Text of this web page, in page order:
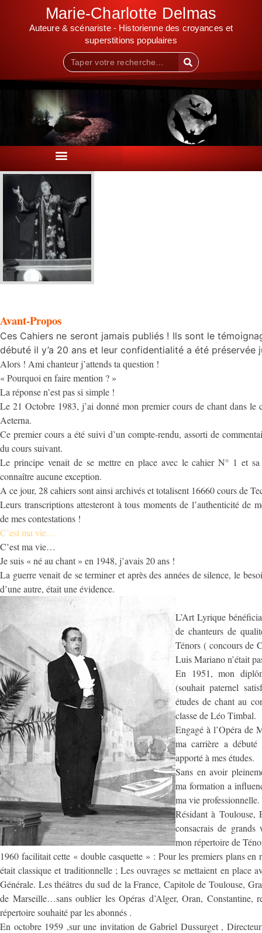
Marie-Charlotte Delmas
Auteure & scénariste - Historienne des croyances et
superstitions populaires
Avant-Propos
Ces Cahiers ne seront jamais publiés ! Ils sont le
débuté il y’a 20 ans et leur confidentialité a été préservée
Alors ! Ami chanteur j’attends ta question !
« Pourquoi en faire mention ? »
La réponse n’est pas si simple !
Le 21 Octobre 1983, j’ai donné mon premier cours de chant dans
Aeterna.
Ce premier cours a été suivi d’un compte-rendu, assorti de
du cours suivant.
Le principe venait de se mettre en place avec le cahier N° 1 et
connaître aucune exception.
A ce jour, 28 cahiers sont ainsi archivés et totalisent 16660 cours de
Leurs transcriptions attesteront à tous moments de l’authenticité de
de mes contestations !
C’est ma vie…
C’est ma vie…
Je suis « né au chant » en 1948, j’avais 20 ans !
La guerre venait de se terminer et après des années de silence, le
d’une autre, était une évidence.
L’Art Lyrique
de chanteurs de
Ténors ( concours de
Luis Mariano n’était
En 1951, mon
(souhait paternel
études de chant au
classe de Léo Timbal.
Engagé à l’Opéra de
ma carrière a
apporté à mes études.
Sans en avoir
ma formation a
ma vie professionnelle.
Résidant à Toulouse,
consacrais de
mon répertoire de
1960 facilitait cette « double casquette » : Pour les premiers plans en
était classique et traditionnelle ; Les ouvrages se mettaient en place
Générale. Les théâtres du sud de la France, Capitole de Toulouse,
de Marseille…sans oublier les Opéras d’Alger, Oran, Constantine,
répertoire souhaité par les abonnés .
En octobre 1959 ,sur une invitation de Gabriel Dussurget ,